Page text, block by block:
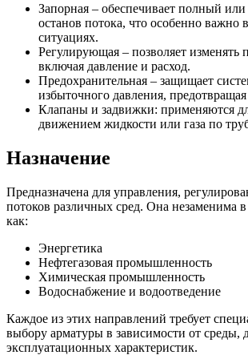
Запорная – обеспечивает полный
останов потока, что особенно важно
ситуациях.
Регулирующая – позволяет изменять
включая давление и расход.
Предохранительная – защищает
избыточного давления,
Клапаны и задвижки: применяются
движением жидкости или газа по
Назначение
Предназначена для управления,
потоков различных сред. Она незаменима в
как:
Энергетика
Нефтегазовая промышленность
Химическая промышленность
Водоснабжение и водоотведение
Каждое из этих направлений требует
выбору арматуры в зависимости от среды,
эксплуатационных характеристик.